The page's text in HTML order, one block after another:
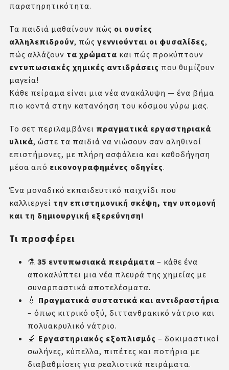
παρατηρητικότητα.
Τα παιδιά μαθαίνουν πώς οι ουσίες
αλληλεπιδρούν, πώς γεννιούνται οι φυσαλίδες,
πώς αλλάζουν τα χρώματα και πώς προκύπτουν
εντυπωσιακές χημικές αντιδράσεις που θυμίζουν
μαγεία!
Κάθε πείραμα είναι μια νέα ανακάλυψη — ένα βήμα
πιο κοντά στην κατανόηση του κόσμου γύρω μας.
Το σετ περιλαμβάνει πραγματικά εργαστηριακά
υλικά, ώστε τα παιδιά να νιώσουν σαν αληθινοί
επιστήμονες, με πλήρη ασφάλεια και καθοδήγηση
μέσα από εικονογραφημένες οδηγίες.
Ένα μοναδικό εκπαιδευτικό παιχνίδι που
καλλιεργεί την επιστημονική σκέψη, την υπομονή
και τη δημιουργική εξερεύνηση!
Τι προσφέρει
⚗️ 35 εντυπωσιακά πειράματα – κάθε ένα
αποκαλύπτει μια νέα πλευρά της χημείας με
συναρπαστικά αποτελέσματα.
💧 Πραγματικά συστατικά και αντιδραστήρια
– όπως κιτρικό οξύ, διττανθρακικό νάτριο και
πολυακρυλικό νάτριο.
🔬 Εργαστηριακός εξοπλισμός – δοκιμαστικοί
σωλήνες, κύπελλα, πιπέτες και ποτήρια με
διαβαθμίσεις για ρεαλιστικά πειράματα.